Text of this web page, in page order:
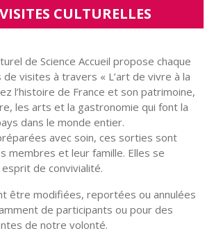
CULTURELLES
de Science Accueil propose chaque
de visites à travers « L’art de vivre à la
l’histoire de France et son patrimoine,
les arts et la gastronomie qui font la
dans le monde entier.
avec soin, ces sorties sont
membres et leur famille. Elles se
de convivialité.
être modifiées, reportées ou annulées
de participants ou pour des
de notre volonté.